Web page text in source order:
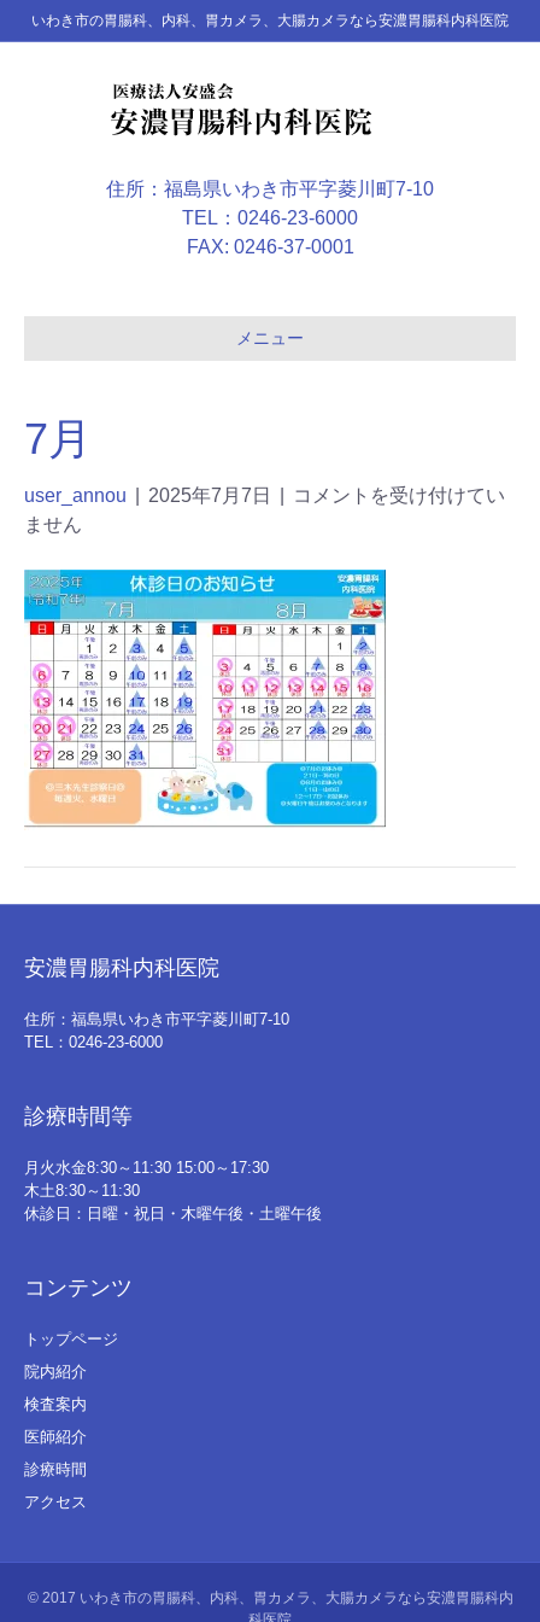
いわき市の胃腸科、内科、胃カメラ、大腸カメラなら安濃胃腸科内科医院
住所：福島県いわき市平字菱川町7-10
TEL：0246-23-6000
FAX: 0246-37-0001
メニュー
7月
user_annou 2025年7月7日
コメントを受け付けてい
ません
安濃胃腸科内科医院
住所：福島県いわき市平字菱川町7-10
TEL：0246-23-6000
診療時間等
月火水金8:30～11:30 15:00～17:30
木土8:30～11:30
休診日：日曜・祝日・木曜午後・土曜午後
コンテンツ
トップページ
院内紹介
検査案内
医師紹介
診療時間
アクセス
© 2017 いわき市の胃腸科、内科、胃カメラ、大腸カメラなら安濃胃腸科内